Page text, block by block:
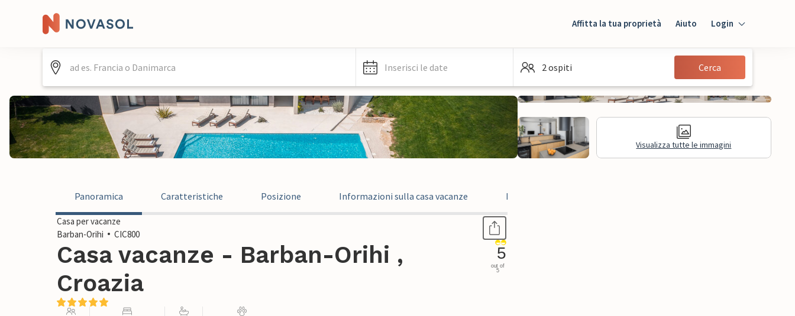
Affitta la tua proprietà Aiuto Login
Ospiti
Inserisci le date 2 ospiti Cerca
Visualizza tutte le immagini
Panoramica Caratteristiche Posizione Informazioni sulla casa vacanze Recensioni
Casa per vacanze
Barban-Orihi
CIC800
Casa vacanze - Barban-Orihi ,
Croazia
5
out of
5